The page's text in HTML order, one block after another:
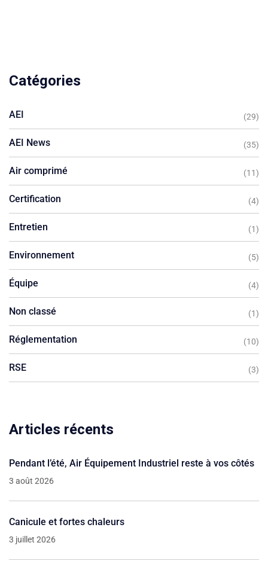
Catégories
AEI (29)
AEI News (35)
Air comprimé (11)
Certification (4)
Entretien (1)
Environnement (5)
Équipe (4)
Non classé (1)
Réglementation (10)
RSE (3)
Articles récents
Pendant l’été, Air Équipement Industriel reste à vos côtés
3 août 2026
Canicule et fortes chaleurs
3 juillet 2026